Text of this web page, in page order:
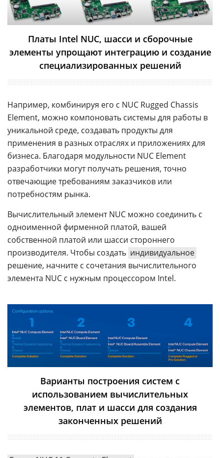
Платы Intel NUC, шасси и сборочные
элементы упрощают интеграцию и создание
специализированных решений
Например, комбинируя его с NUC Rugged Chassis
Element, можно компоновать системы для работы в
уникальной среде, создавать продукты для
применения в разных отраслях и приложениях для
бизнеса. Благодаря модульности NUC Element
разработчики могут получать решения, точно
отвечающие требованиям заказчиков или
потребностям рынка.
Вычислительный элемент NUC можно соединить с
одноименной фирменной платой, вашей
собственной платой или шасси стороннего
производителя. Чтобы создать индивидуальное
решение, начните с сочетания вычислительного
элемента NUC с нужным процессором Intel.
Варианты построения систем с
использованием вычислительных
элементов, плат и шасси для создания
законченных решений